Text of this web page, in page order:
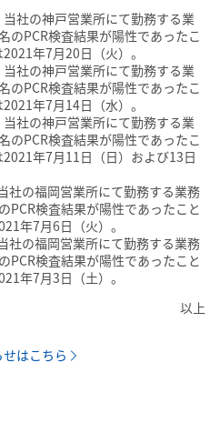
社の神戸営業所にて勤務する業
のPCR検査結果が陽性であったこ
年7月20日（火）。
社の神戸営業所にて勤務する業
のPCR検査結果が陽性であったこ
年7月14日（水）。
社の神戸営業所にて勤務する業
のPCR検査結果が陽性であったこ
年7月11日（日）および13日
社の福岡営業所にて勤務する業務
PCR検査結果が陽性であったこと
年7月6日（火）。
社の福岡営業所にて勤務する業務
PCR検査結果が陽性であったこと
年7月3日（土）。
以上
はこちら